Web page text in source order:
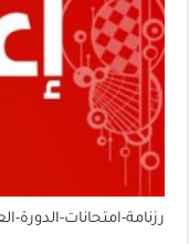
رزنامة-امتحانات-الدورة-